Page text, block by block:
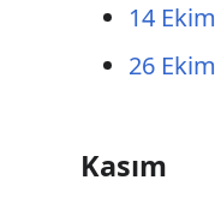
14 Ekim
26 Ekim
Kasım